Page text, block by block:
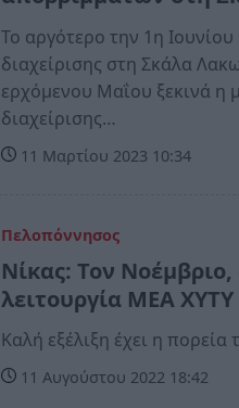
Το αργότερο την 1η
διαχείρισης στη Σκάλα
ερχόμενου Μαΐου ξεκινά η
διαχείρισης…
11 Μαρτίου 2023 10:34
Πελοπόννησος
Νίκας: Τον
λειτουργία ΜΕΑ
Καλή εξέλιξη έχει η
11 Αυγούστου 2022 18:42